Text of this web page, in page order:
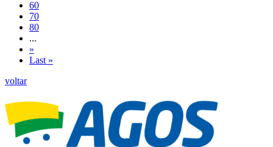
60
70
80
...
»
Last »
voltar